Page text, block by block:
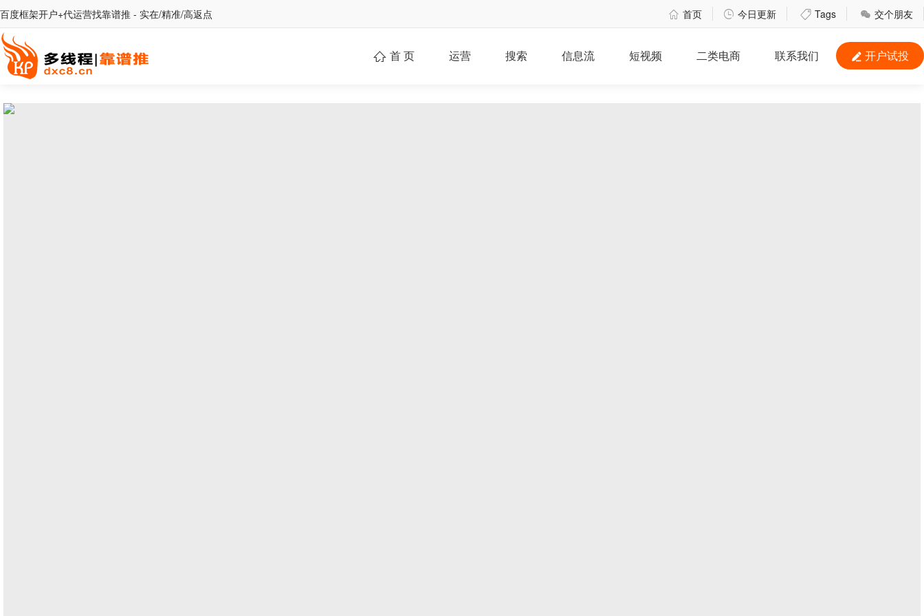
百度框架开户+代运营找靠谱推 - 实在/精准/高返点  首页  今日更新  Tags  交个朋友
 开户试投
 首 页 运营 搜索 信息流 短视频 二类电商 联系我们